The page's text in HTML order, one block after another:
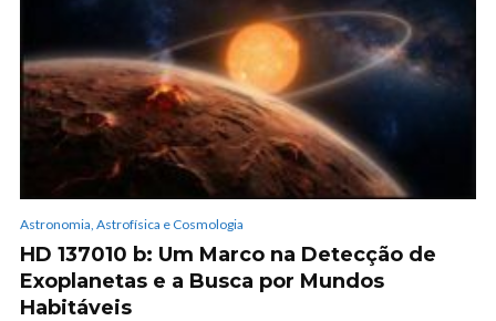
Astronomia, Astrofísica e Cosmologia
HD 137010 b: Um Marco na Detecção de
Exoplanetas e a Busca por Mundos
Habitáveis